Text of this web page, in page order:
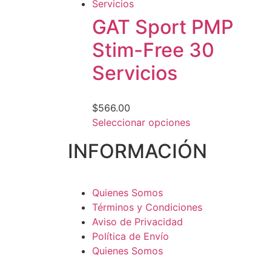
GAT Sport PMP
Stim-Free 30
Servicios
$566.00
Seleccionar opciones
INFORMACIÓN
Quienes Somos
Términos y Condiciones
Aviso de Privacidad
Política de Envío
Quienes Somos